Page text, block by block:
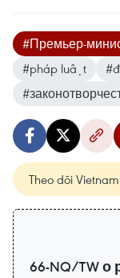
#Премьер-
#pháp luật
Theo dõi
66-NQ/TW о